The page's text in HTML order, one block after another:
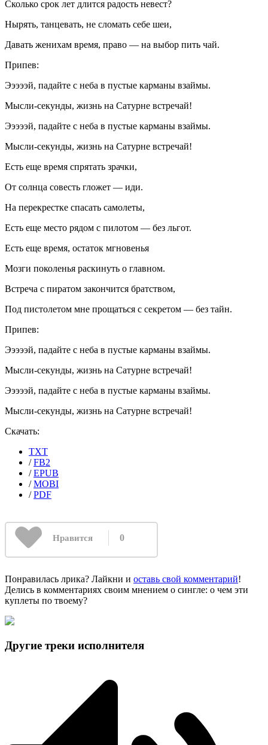
Сколько срок лет длится радость невест?
Нырять, танцевать, не сломать себе шеи,
Давать женихам время, право — на выбор пить чай.
Припев:
Эээээй, падайте с неба в пустые карманы взаймы.
Мысли-секунды, жизнь на Сатурне встречай!
Эээээй, падайте с неба в пустые карманы взаймы.
Мысли-секунды, жизнь на Сатурне встречай!
Есть еще время спрятать зрачки,
От солнца совесть гложет — иди.
На перекрестке спасать самолеты,
Есть еще место рядом с пилотом — без льгот.
Есть еще время, остаток мгновенья
Мозги поколенья раскинуть о главном.
Встреча с пиратом закончится братством,
Под пистолетом мне прощаться с секретом — без тайн.
Припев:
Эээээй, падайте с неба в пустые карманы взаймы.
Мысли-секунды, жизнь на Сатурне встречай!
Эээээй, падайте с неба в пустые карманы взаймы.
Мысли-секунды, жизнь на Сатурне встречай!
Скачать:
TXT
/FB2
/EPUB
/MOBI
/PDF
Нравится 0
Понравилась лрика? Лайкни и оставь свой комментарий!
Делись в комментариях своим мнением о сингле: о чем эти
куплеты по твоему?
Другие треки исполнителя